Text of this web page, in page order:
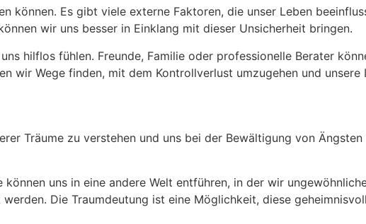
können. Es gibt viele externe Faktoren, die unser Leben
wir uns besser in Einklang mit dieser Unsicherheit bringen.
hilflos fühlen. Freunde, Familie oder professionelle Berater
wir Wege finden, mit dem Kontrollverlust umzugehen und unsere
Träume zu verstehen und uns bei der Bewältigung von
uns in eine andere Welt entführen, in der wir
Die Traumdeutung ist eine Möglichkeit, diese